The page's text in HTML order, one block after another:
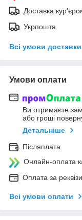
Доставка
Укрпошта
Всі умови доставки
Умови оплати
Ви отримаєте
або гроші
Детальніше
Післяплата
Онлайн-оплата
Оплата за
Всі умови оплати